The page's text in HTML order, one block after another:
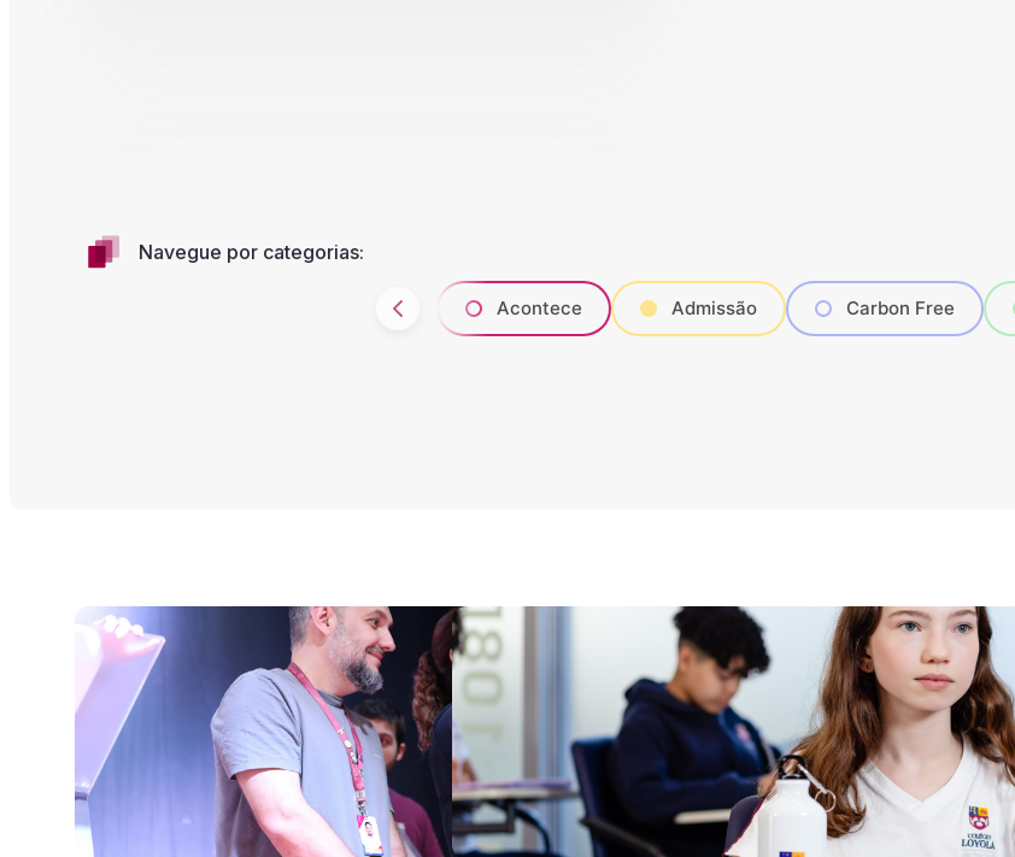
Navegue por categorias:
Acontece Admissão Carbon Free